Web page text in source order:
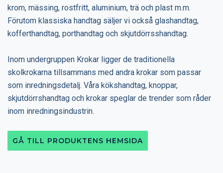
krom, mässing, rostfritt, aluminium, trä och plast m.m.
Förutom klassiska handtag säljer vi också glashandtag,
kofferthandtag, porthandtag och skjutdörrsshandtag.
Inom undergruppen Krokar ligger de traditionella
skolkrokarna tillsammans med andra krokar som passar
som inredningsdetalj. Våra kökshandtag, knoppar,
skjutdörrshandtag och krokar speglar de trender som råder
inom inredningsindustrin.
GÅ TILL PRODUKTENS HEMSIDA